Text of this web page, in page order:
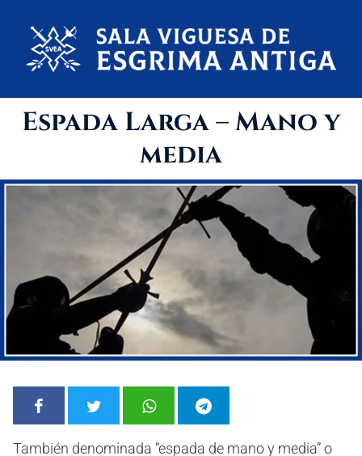
contenido
Espada Larga – Mano y
media
También denominada “espada de mano y media” o